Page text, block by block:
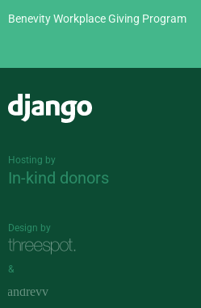
Benevity Workplace Giving Program
Hosting by
In-kind donors
Design by
&